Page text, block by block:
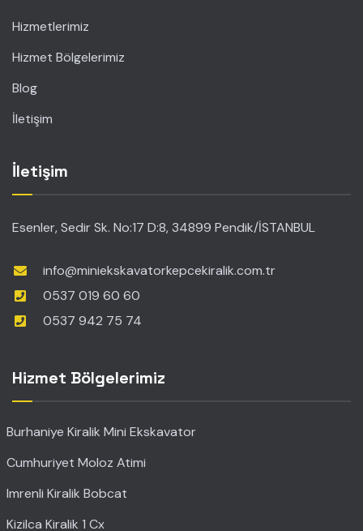
Hizmetlerimiz
Hizmet Bölgelerimiz
Blog
İletişim
İletişim
Esenler, Sedir Sk. No:17 D:8, 34899 Pendik/İSTANBUL
info@miniekskavatorkepcekiralik.com.tr
0537 019 60 60
0537 942 75 74
Hizmet Bölgelerimiz
Burhaniye Kiralik Mini Ekskavator
Cumhuriyet Moloz Atimi
Imrenli Kiralik Bobcat
Kizilca Kiralik 1 Cx